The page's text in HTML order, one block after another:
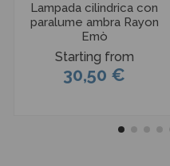
Lampada cilindrica con
paralume ambra Rayon
Emò
Starting from
30,50 €